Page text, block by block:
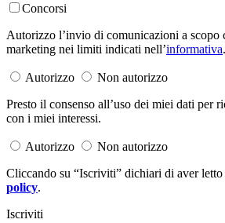
Concorsi
Autorizzo l’invio di comunicazioni a scopo
marketing nei limiti indicati nell’informativa.
Autorizzo
Non autorizzo
Presto il consenso all’uso dei miei dati per
con i miei interessi.
Autorizzo
Non autorizzo
Cliccando su “Iscriviti” dichiari di aver letto
policy.
Iscriviti